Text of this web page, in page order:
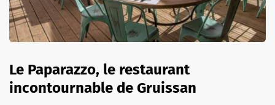
Le Paparazzo, le restaurant
incontournable de Gruissan